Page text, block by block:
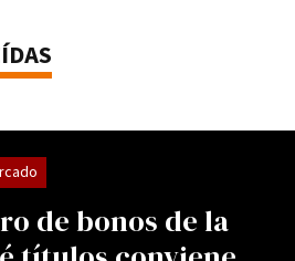
de bonos de la